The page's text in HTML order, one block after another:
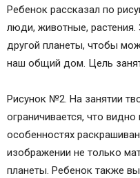
Ребенок рассказал по
люди, животные,
другой планеты, чтобы
наш общий дом. Цель
Рисунок №2. На занятии
ограничивается, что
особенностях
изображении не только
планеты. Ребенок также